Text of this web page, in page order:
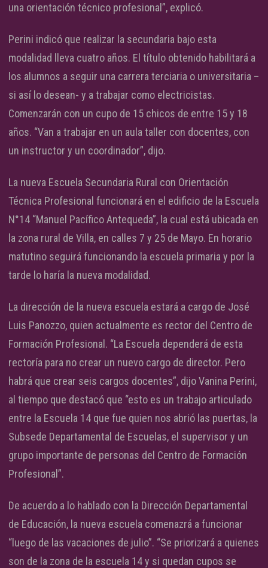
una orientación técnico profesional”, explicó.
Perini indicó que realizar la secundaria bajo esta
modalidad lleva cuatro años. El título obtenido habilitará a
los alumnos a seguir una carrera terciaria o universitaria –
si así lo desean- y a trabajar como electricistas.
Comenzarán con un cupo de 15 chicos de entre 15 y 18
años. “Van a trabajar en un aula taller con docentes, con
un instructor y un coordinador”, dijo.
La nueva Escuela Secundaria Rural con Orientación
Técnica Profesional funcionará en el edificio de la Escuela
N°14 “Manuel Pacífico Antequeda”, la cual está ubicada en
la zona rural de Villa, en calles 7 y 25 de Mayo. En horario
matutino seguirá funcionando la escuela primaria y por la
tarde lo haría la nueva modalidad.
La dirección de la nueva escuela estará a cargo de José
Luis Panozzo, quien actualmente es rector del Centro de
Formación Profesional. “La Escuela dependerá de esta
rectoría para no crear un nuevo cargo de director. Pero
habrá que crear seis cargos docentes”, dijo Vanina Perini,
al tiempo que destacó que “esto es un trabajo articulado
entre la Escuela 14 que fue quien nos abrió las puertas, la
Subsede Departamental de Escuelas, el supervisor y un
grupo importante de personas del Centro de Formación
Profesional”.
De acuerdo a lo hablado con la Dirección Departamental
de Educación, la nueva escuela comenazrá a funcionar
“luego de las vacaciones de julio”. “Se priorizará a quienes
son de la zona de la escuela 14 y si quedan cupos se